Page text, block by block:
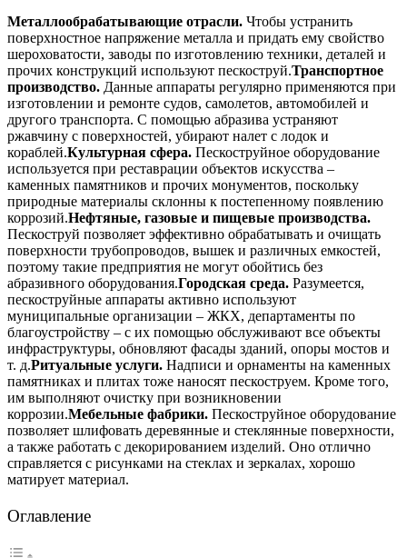
Металлообрабатывающие отрасли. Чтобы устранить
поверхностное напряжение металла и придать ему свойство
шероховатости, заводы по изготовлению техники, деталей и
прочих конструкций используют пескоструй.Транспортное
производство. Данные аппараты регулярно применяются при
изготовлении и ремонте судов, самолетов, автомобилей и
другого транспорта. С помощью абразива устраняют
ржавчину с поверхностей, убирают налет с лодок и
кораблей.Культурная сфера. Пескоструйное оборудование
используется при реставрации объектов искусства –
каменных памятников и прочих монументов, поскольку
природные материалы склонны к постепенному появлению
коррозий.Нефтяные, газовые и пищевые производства.
Пескоструй позволяет эффективно обрабатывать и очищать
поверхности трубопроводов, вышек и различных емкостей,
поэтому такие предприятия не могут обойтись без
абразивного оборудования.Городская среда. Разумеется,
пескоструйные аппараты активно используют
муниципальные организации – ЖКХ, департаменты по
благоустройству – с их помощью обслуживают все объекты
инфраструктуры, обновляют фасады зданий, опоры мостов и
т. д.Ритуальные услуги. Надписи и орнаменты на каменных
памятниках и плитах тоже наносят пескоструем. Кроме того,
им выполняют очистку при возникновении
коррозии.Мебельные фабрики. Пескоструйное оборудование
позволяет шлифовать деревянные и стеклянные поверхности,
а также работать с декорированием изделий. Оно отлично
справляется с рисунками на стеклах и зеркалах, хорошо
матирует материал.
Оглавление